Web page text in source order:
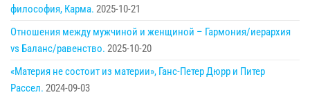
философия, Карма. 2025-10-21
Отношения между мужчиной и женщиной – Гармония/иерархия
vs Баланс/равенство. 2025-10-20
«Материя не состоит из материи», Ганс-Петер Дюрр и Питер
Рассел. 2024-09-03